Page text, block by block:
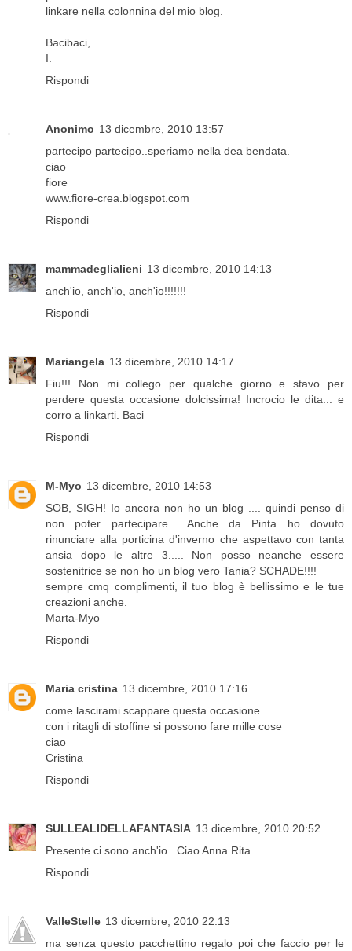
linkare nella colonnina del mio blog.
Bacibaci,
I.
Rispondi
Anonimo 13 dicembre, 2010 13:57
partecipo partecipo..speriamo nella dea bendata.
ciao
fiore
www.fiore-crea.blogspot.com
Rispondi
mammadeglialieni 13 dicembre, 2010 14:13
anch'io, anch'io, anch'io!!!!!!!
Rispondi
Mariangela 13 dicembre, 2010 14:17
Fiu!!! Non mi collego per qualche giorno e stavo per
perdere questa occasione dolcissima! Incrocio le dita... e
corro a linkarti. Baci
Rispondi
M-Myo 13 dicembre, 2010 14:53
SOB, SIGH! Io ancora non ho un blog .... quindi penso di
non poter partecipare... Anche da Pinta ho dovuto
rinunciare alla porticina d'inverno che aspettavo con tanta
ansia dopo le altre 3..... Non posso neanche essere
sostenitrice se non ho un blog vero Tania? SCHADE!!!!
sempre cmq complimenti, il tuo blog è bellissimo e le tue
creazioni anche.
Marta-Myo
Rispondi
Maria cristina 13 dicembre, 2010 17:16
come lascirami scappare questa occasione
con i ritagli di stoffine si possono fare mille cose
ciao
Cristina
Rispondi
SULLEALIDELLAFANTASIA 13 dicembre, 2010 20:52
Presente ci sono anch'io...Ciao Anna Rita
Rispondi
ValleStelle 13 dicembre, 2010 22:13
ma senza questo pacchettino regalo poi che faccio per le